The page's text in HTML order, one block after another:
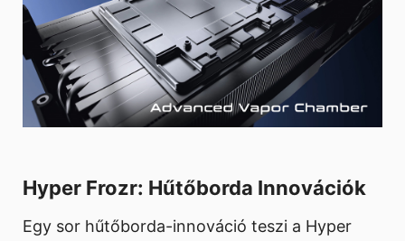
Hyper Frozr: Hűtőborda Innovációk
Egy sor hűtőborda-innováció teszi a Hyper